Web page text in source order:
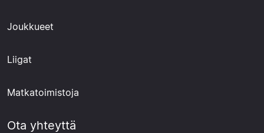
Joukkueet
Liigat
Matkatoimistoja
Ota yhteyttä